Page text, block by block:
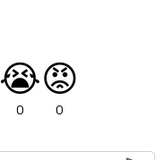
😭
0
😡
0